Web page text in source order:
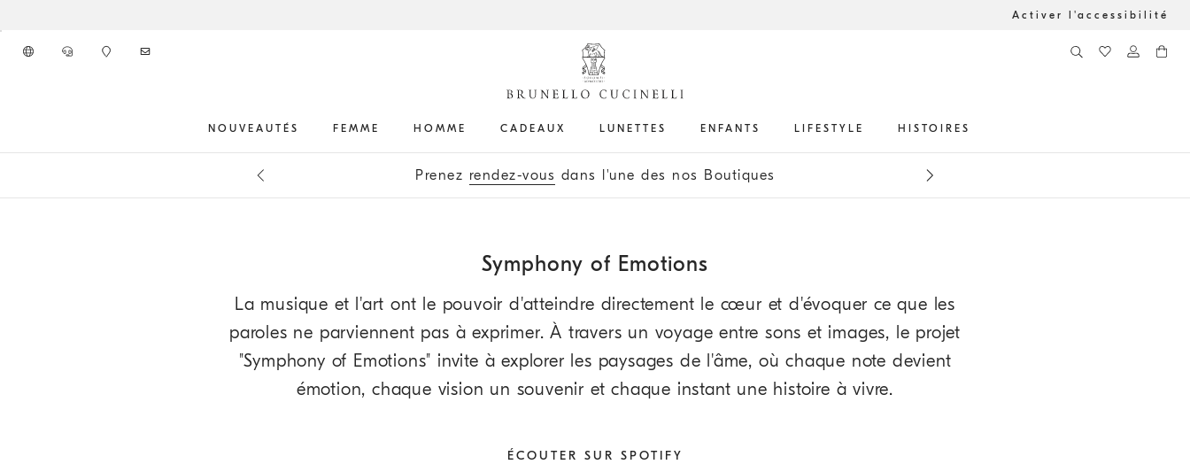
Activer l'accessibilité
NOUVEAUTÉS FEMME HOMME CADEAUX LUNETTES ENFANTS LIFESTYLE HISTOIRES
Prenez rendez-vous dans l'une des nos Boutiques
Inscrivez-vous à lalettre d’informations pour rester informé des dernières nouveautés
Symphony of Emotions
La musique et l'art ont le pouvoir d'atteindre directement le cœur et d'évoquer ce que les
paroles ne parviennent pas à exprimer. À travers un voyage entre sons et images, le projet
"Symphony of Emotions" invite à explorer les paysages de l'âme, où chaque note devient
émotion, chaque vision un souvenir et chaque instant une histoire à vivre.
ÉCOUTER SUR SPOTIFY